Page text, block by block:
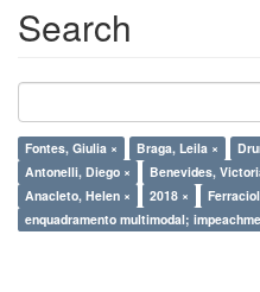
Search
Fontes, Giulia × Braga, Leila ×
Antonelli, Diego ×
Benevides,
Anacleto, Helen ×
2018 ×
enquadramento multimodal;